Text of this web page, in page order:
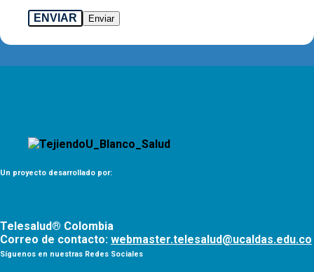
ENVIAR
Un proyecto desarrollado por:
Telesalud® Colombia
Correo de contacto: webmaster.telesalud@ucaldas.edu.co
Síguenos en nuestras Redes Sociales